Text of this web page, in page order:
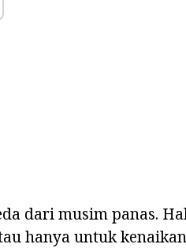
dari musim panas.
hanya untuk